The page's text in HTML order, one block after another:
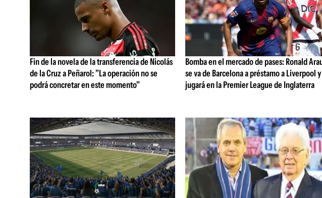
Fin de la novela de la transferencia de Nicolás
de la Cruz a Peñarol: "La operación no se
podrá concretar en este momento"
Bomba en el mercado de pases: Ronald
se va de Barcelona a préstamo a Liverpool y
jugará en la Premier League de Inglaterra